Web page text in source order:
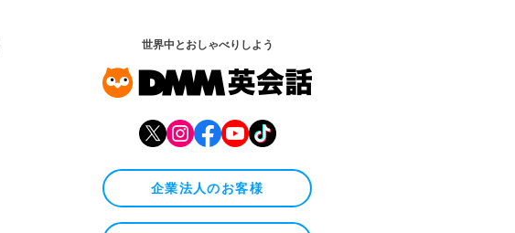
世界中とおしゃべりしよう
企業法人のお客様